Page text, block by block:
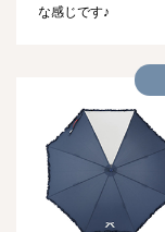
な感じです♪